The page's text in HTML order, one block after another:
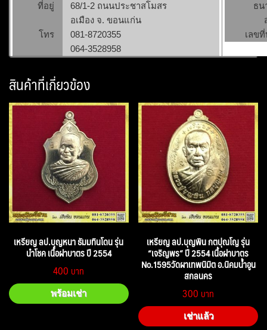
ที่อยู่
68/1-2 ถนนประชาสโมสร
อเมือง จ. ขอนแก่น
โทร
081-8720355
064-3528958
ธน
เลข
สินค้าที่เกี่ยวข้อง
เหรียญ ลป.บุญหนา ธัมมทินโดน รุ่น
นำโชค เนื้อฝาบาตร ปี 2554
400
พร้อมเช่า
เหรียญ ลป.บุญพิน กตปุณโญ รุ่น
“เจริญพร” ปี 2554 เนื้อฝาบาตร
No.1595วัดผาเทพนิมิต อ.นิคมน้ำอูน
สกลนคร
300
เช่าแล้ว